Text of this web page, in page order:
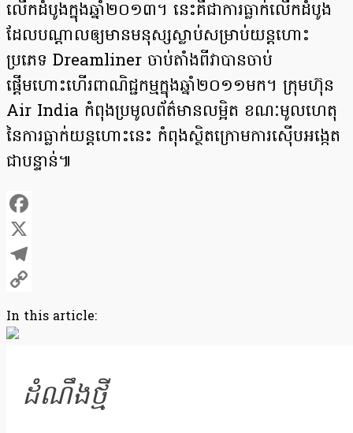
លើកដំបូងក្នុងឆ្នាំ២០១៣។ នេះគឺជាការធ្លាក់លើកដំបូង
ដែលបណ្ដាលឲ្យមានមនុស្សស្លាប់សម្រាប់យន្តហោះ
ប្រភេទ Dreamliner ចាប់តាំងពីវាបានចាប់
ផ្តើមហោះហើរពាណិជ្ជកម្មក្នុងឆ្នាំ២០១១មក។ ក្រុមហ៊ុន
Air India កំពុងប្រមូលព័ត៌មានលម្អិត ខណៈមូលហេតុ
នៃការធ្លាក់យន្តហោះនេះ កំពុងស្ថិតក្រោមការស៊ើបអង្កេត
ជាបន្ទាន់៕
Facebook
X
Telegram
Link
In this article:
ដំណឹងថ្មី